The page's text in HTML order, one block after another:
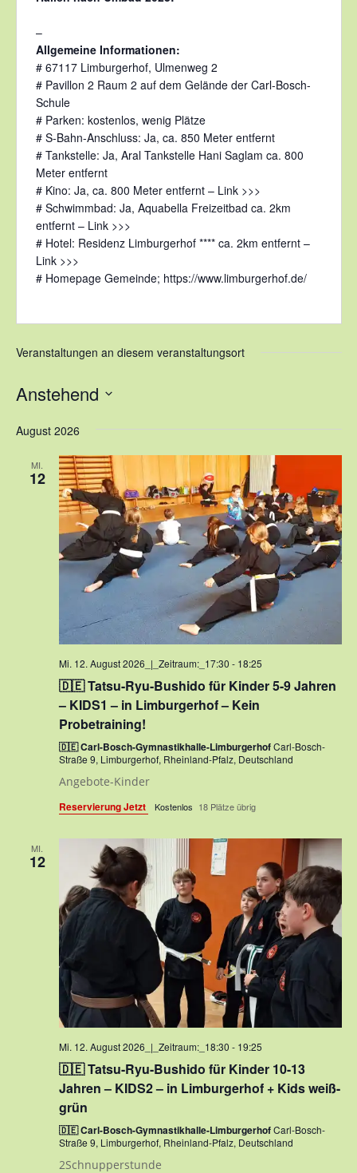
–
Allgemeine Informationen:
# 67117 Limburgerhof, Ulmenweg 2
# Pavillon 2 Raum 2 auf dem Gelände der Carl-Bosch-
Schule
# Parken: kostenlos, wenig Plätze
# S-Bahn-Anschluss: Ja, ca. 850 Meter entfernt
# Tankstelle: Ja, Aral Tankstelle Hani Saglam ca. 800
Meter entfernt
# Kino: Ja, ca. 800 Meter entfernt – Link >>>
# Schwimmbad: Ja, Aquabella Freizeitbad ca. 2km
entfernt – Link >>>
# Hotel: Residenz Limburgerhof **** ca. 2km entfernt –
Link >>>
# Homepage Gemeinde; https://www.limburgerhof.de/
Veranstaltungen an diesem veranstaltungsort
Anstehend
wählen.
August 2026
MI.
12
Mi. 12. August 2026_|_Zeitraum:_17:30 - 18:25
🇩🇪 Tatsu-Ryu-Bushido für Kinder 5-9 Jahren
– KIDS1 – in Limburgerhof – Kein
Probetraining!
🇩🇪 Carl-Bosch-Gymnastikhalle-LimburgerhofCarl-Bosch-
Straße 9, Limburgerhof, Rheinland-Pfalz, Deutschland
Angebote-Kinder
Reservierung Jetzt Kostenlos 18 Plätze übrig
MI.
12
Mi. 12. August 2026_|_Zeitraum:_18:30 - 19:25
🇩🇪 Tatsu-Ryu-Bushido für Kinder 10-13
Jahren – KIDS2 – in Limburgerhof + Kids weiß-
grün
🇩🇪 Carl-Bosch-Gymnastikhalle-LimburgerhofCarl-Bosch-
Straße 9, Limburgerhof, Rheinland-Pfalz, Deutschland
2Schnupperstunde